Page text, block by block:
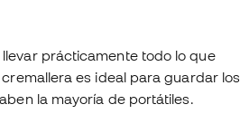
prácticamente todo lo que
es ideal para guardar los
la mayoría de portátiles.